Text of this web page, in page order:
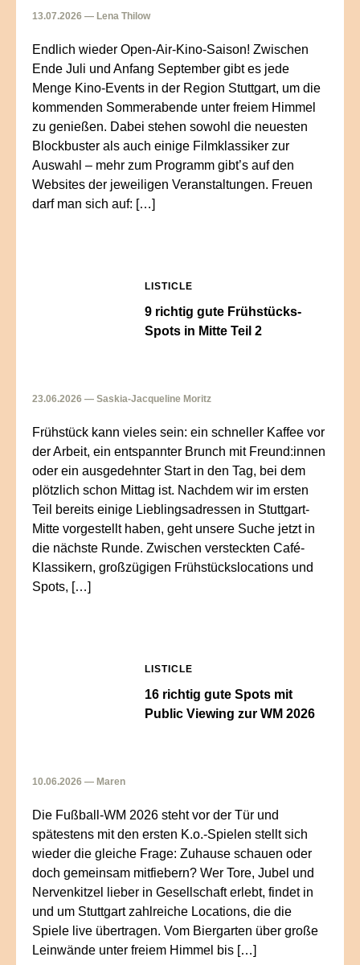
13.07.2026 — Lena Thilow
Endlich wieder Open-Air-Kino-Saison! Zwischen
Ende Juli und Anfang September gibt es jede
Menge Kino-Events in der Region Stuttgart, um die
kommenden Sommerabende unter freiem Himmel
zu genießen. Dabei stehen sowohl die neuesten
Blockbuster als auch einige Filmklassiker zur
Auswahl – mehr zum Programm gibt’s auf den
Websites der jeweiligen Veranstaltungen. Freuen
darf man sich auf: […]
LISTICLE
9 richtig gute Frühstücks-
Spots in Mitte Teil 2
23.06.2026 — Saskia-Jacqueline Moritz
Frühstück kann vieles sein: ein schneller Kaffee vor
der Arbeit, ein entspannter Brunch mit Freund:innen
oder ein ausgedehnter Start in den Tag, bei dem
plötzlich schon Mittag ist. Nachdem wir im ersten
Teil bereits einige Lieblingsadressen in Stuttgart-
Mitte vorgestellt haben, geht unsere Suche jetzt in
die nächste Runde. Zwischen versteckten Café-
Klassikern, großzügigen Frühstückslocations und
Spots, […]
LISTICLE
16 richtig gute Spots mit
Public Viewing zur WM 2026
10.06.2026 — Maren
Die Fußball-WM 2026 steht vor der Tür und
spätestens mit den ersten K.o.-Spielen stellt sich
wieder die gleiche Frage: Zuhause schauen oder
doch gemeinsam mitfiebern? Wer Tore, Jubel und
Nervenkitzel lieber in Gesellschaft erlebt, findet in
und um Stuttgart zahlreiche Locations, die die
Spiele live übertragen. Vom Biergarten über große
Leinwände unter freiem Himmel bis […]